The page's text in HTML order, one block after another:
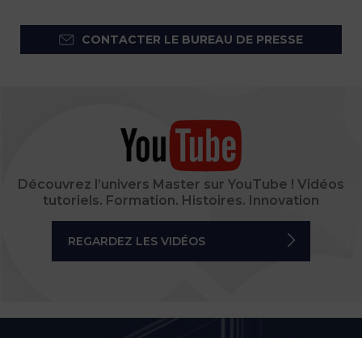
CONTACTER LE BUREAU DE PRESSE
Découvrez l’univers Master sur YouTube ! Vidéos
tutoriels. Formation. Histoires. Innovation
REGARDEZ LES VIDÉOS